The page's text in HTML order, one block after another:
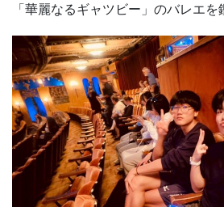
「華麗なるギャツビー」のバレエを